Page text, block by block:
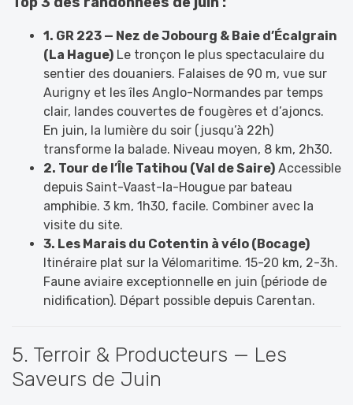
1. GR 223 — Nez de Jobourg & Baie d’Écalgrain
(La Hague) Le tronçon le plus spectaculaire du
sentier des douaniers. Falaises de 90 m, vue sur
Aurigny et les îles Anglo-Normandes par temps
clair, landes couvertes de fougères et d’ajoncs.
En juin, la lumière du soir (jusqu’à 22h)
transforme la balade. Niveau moyen, 8 km, 2h30.
2. Tour de l’Île Tatihou (Val de Saire) Accessible
depuis Saint-Vaast-la-Hougue par bateau
amphibie. 3 km, 1h30, facile. Combiner avec la
visite du site.
3. Les Marais du Cotentin à vélo (Bocage)
Itinéraire plat sur la Vélomaritime. 15-20 km, 2-3h.
Faune aviaire exceptionnelle en juin (période de
nidification). Départ possible depuis Carentan.
5. Terroir & Producteurs — Les
Saveurs de Juin